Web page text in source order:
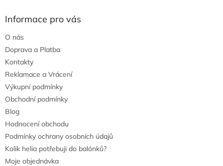
Informace pro vás
O nás
Doprava a Platba
Kontakty
Reklamace a Vrácení
Výkupní podmínky
Obchodní podmínky
Blog
Hodnocení obchodu
Podmínky ochrany osobních údajů
Kolik helia potřebuji do balónků?
Moje objednávka